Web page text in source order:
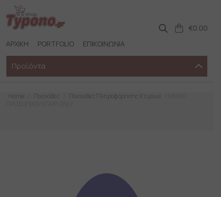
Skip
to
content
ΑΡΧΙΚΗ PORTFOLIO ΕΠΙΚΟΙΝΩΝΙΑ
€0.00
Προϊόντα
Home Πινακίδες Πινακίδες Πληροφόρησης Κτιρίων